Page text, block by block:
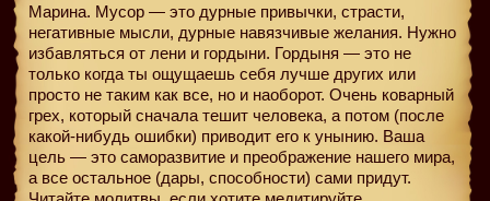
Марина. Мусор — это дурные привычки, страсти,
негативные мысли, дурные навязчивые желания. Нужно
избавляться от лени и гордыни. Гордыня — это не
только когда ты ощущаешь себя лучше других или
просто не таким как все, но и наоборот. Очень коварный
грех, который сначала тешит человека, а потом (после
какой-нибудь ошибки) приводит его к унынию. Ваша
цель — это саморазвитие и преображение нашего мира,
а все остальное (дары, способности) сами придут.